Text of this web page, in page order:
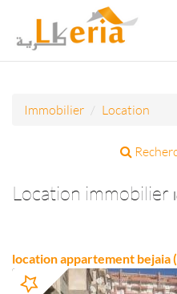
Immobilier Location
Location immobilier
location appartement bejaia